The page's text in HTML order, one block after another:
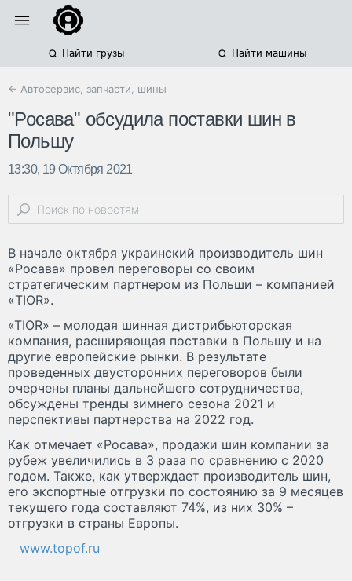
Найти грузы Найти машины
← Автосервис, запчасти, шины
"Росава" обсудила поставки шин в
Польшу
13:30, 19 Октября 2021
В начале октября украинский производитель шин
«Росава» провел переговоры со своим
стратегическим партнером из Польши – компанией
«TIOR».
«TIOR» – молодая шинная дистрибьюторская
компания, расширяющая поставки в Польшу и на
другие европейские рынки. В результате
проведенных двусторонних переговоров были
очерчены планы дальнейшего сотрудничества,
обсуждены тренды зимнего сезона 2021 и
перспективы партнерства на 2022 год.
Как отмечает «Росава», продажи шин компании за
рубеж увеличились в 3 раза по сравнению с 2020
годом. Также, как утверждает производитель шин,
его экспортные отгрузки по состоянию за 9 месяцев
текущего года составляют 74%, из них 30% –
отгрузки в страны Европы.
www.topof.ru